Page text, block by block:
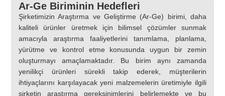
Ar-Ge Biriminin Hedefleri
Şirketimizin Araştırma ve Geliştirme (Ar-Ge) birimi, daha
kaliteli ürünler üretmek için bilimsel çözümler sunmak
amacıyla araştırma faaliyetlerini tanımlama, planlama,
yürütme ve kontrol etme konusunda uygun bir zemin
oluşturmayı amaçlamaktadır. Bu birim aynı zamanda
yenilikçi ürünleri sürekli takip ederek, müşterilerin
ihtiyaçlarını karşılayacak yeni malzemelerin üretimiyle ilgili
şirketin araştırma gereksinimlerini belirlemekte ve bu